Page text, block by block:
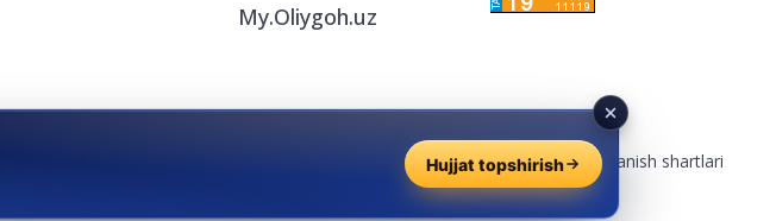
My.Oliygoh.uz
Reklama/Foydalanish shartlari
Hujjat topshirish